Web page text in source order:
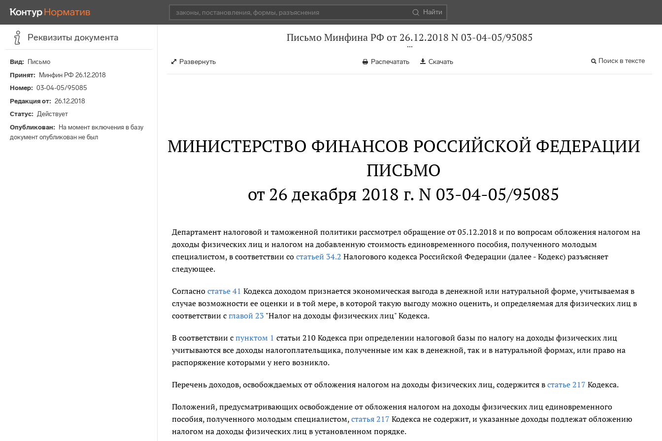
Найти
Реквизиты документа
Вид
Письмо
Принят
Минфин РФ 26.12.2018
Номер
03-04-05/95085
Редакция от
26.12.2018
Статус
Действует
Опубликован
На момент включения в базу
документ опубликован не был
Письмо Минфина РФ от 26.12.2018 N 03-04-05/95085
Развернуть Распечатать Скачать Поиск в тексте
МИНИСТЕРСТВО ФИНАНСОВ РОССИЙСКОЙ ФЕДЕРАЦИИ
ПИСЬМО
от 26 декабря 2018 г. N 03-04-05/95085
Департамент налоговой и таможенной политики рассмотрел обращение от 05.12.2018 и по вопросам обложения налогом на
доходы физических лиц и налогом на добавленную стоимость единовременного пособия, полученного молодым
специалистом, в соответствии со статьей 34.2 Налогового кодекса Российской Федерации (далее - Кодекс) разъясняет
следующее.
Согласно статье 41 Кодекса доходом признается экономическая выгода в денежной или натуральной форме, учитываемая в
случае возможности ее оценки и в той мере, в которой такую выгоду можно оценить, и определяемая для физических лиц в
соответствии с главой 23 "Налог на доходы физических лиц" Кодекса.
В соответствии с пунктом 1 статьи 210 Кодекса при определении налоговой базы по налогу на доходы физических лиц
учитываются все доходы налогоплательщика, полученные им как в денежной, так и в натуральной формах, или право на
распоряжение которыми у него возникло.
Перечень доходов, освобождаемых от обложения налогом на доходы физических лиц, содержится в статье 217 Кодекса.
Положений, предусматривающих освобождение от обложения налогом на доходы физических лиц единовременного
пособия, полученного молодым специалистом, статья 217 Кодекса не содержит, и указанные доходы подлежат обложению
налогом на доходы физических лиц в установленном порядке.